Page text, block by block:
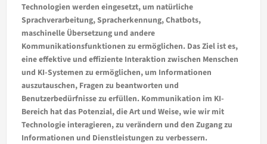
Technologien werden eingesetzt, um natürliche
Sprachverarbeitung, Spracherkennung, Chatbots,
maschinelle Übersetzung und andere
Kommunikationsfunktionen zu ermöglichen. Das Ziel ist es,
eine effektive und effiziente Interaktion zwischen Menschen
und KI-Systemen zu ermöglichen, um Informationen
auszutauschen, Fragen zu beantworten und
Benutzerbedürfnisse zu erfüllen. Kommunikation im KI-
Bereich hat das Potenzial, die Art und Weise, wie wir mit
Technologie interagieren, zu verändern und den Zugang zu
Informationen und Dienstleistungen zu verbessern.